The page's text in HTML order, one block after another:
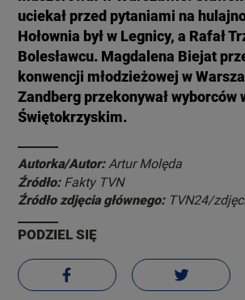
uciekał przed pytaniami na
Hołownia był w Legnicy, a Rafał
Bolesławcu. Magdalena Biejat
konwencji młodzieżowej w
Zandberg przekonywał wyborców
Świętokrzyskim.
Autorka/Autor: Artur Molęda
Źródło: Fakty TVN
Źródło zdjęcia głównego: TVN24/
PODZIEL SIĘ